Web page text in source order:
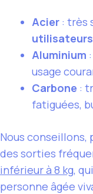
Acier : très
Aluminium
usage
Carbone :
fatiguées,
Nous conseillons,
des sorties
inférieur à 8 kg,
personne âgée